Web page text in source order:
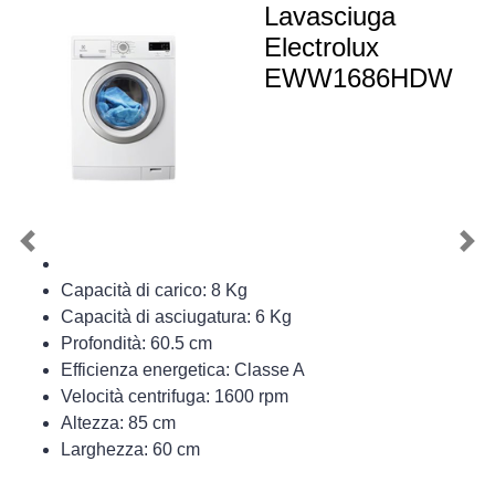
Lavasciuga
Electrolux
EWW1686HDW
Capacità di carico: 8 Kg
Capacità di asciugatura: 6 Kg
Profondità: 60.5 cm
Efficienza energetica: Classe A
Velocità centrifuga: 1600 rpm
Altezza: 85 cm
Larghezza: 60 cm
Previous